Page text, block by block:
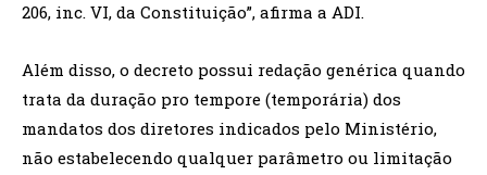
206, inc. VI, da Constituição”, afirma a ADI.
Além disso, o decreto possui redação genérica quando
trata da duração pro tempore (temporária) dos
mandatos dos diretores indicados pelo Ministério,
não estabelecendo qualquer parâmetro ou limitação